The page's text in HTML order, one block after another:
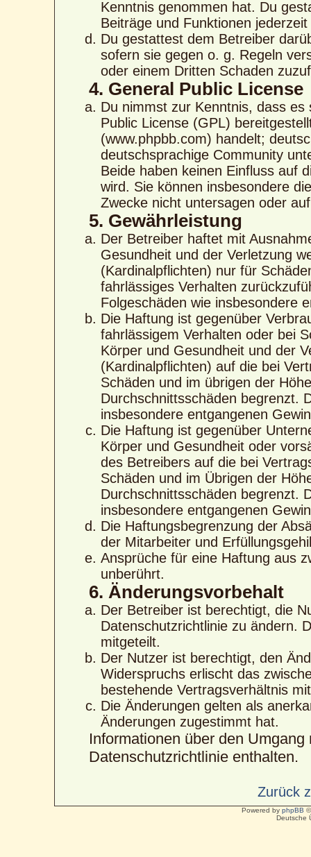
Kenntnis genommen hat. Du
Beiträge und Funktionen
Du gestattest dem Betreiber
sofern sie gegen o. g. Regeln
oder einem Dritten Schaden
4. General Public License
Du nimmst zur Kenntnis, dass
Public License (GPL)
(www.phpbb.com) handelt;
deutschsprachige Community
Beide haben keinen Einfluss auf
wird. Sie können insbesondere
Zwecke nicht untersagen oder
5. Gewährleistung
Der Betreiber haftet mit
Gesundheit und der Verletzung
(Kardinalpflichten) nur für
fahrlässiges Verhalten
Folgeschäden wie insbesondere
Die Haftung ist gegenüber
fahrlässigem Verhalten oder bei
Körper und Gesundheit und der
(Kardinalpflichten) auf die bei
Schäden und im übrigen der
Durchschnittsschäden begrenzt.
insbesondere entgangenen
Die Haftung ist gegenüber
Körper und Gesundheit oder
des Betreibers auf die bei
Schäden und im Übrigen der
Durchschnittsschäden begrenzt.
insbesondere entgangenen
Die Haftungsbegrenzung der
der Mitarbeiter und
Ansprüche für eine Haftung aus
unberührt.
6. Änderungsvorbehalt
Der Betreiber ist berechtigt, die
Datenschutzrichtlinie zu ändern.
mitgeteilt.
Der Nutzer ist berechtigt, den
Widerspruchs erlischt das
bestehende Vertragsverhältnis
Die Änderungen gelten als
Änderungen zugestimmt hat.
Informationen über den
Datenschutzrichtlinie enthalten.
Zurück
Powered by phpBB
Deutsche